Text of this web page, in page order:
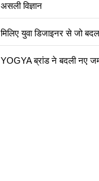
असली विज्ञान
मिलिए युवा डिजाइनर से जो
YOGYA ब्रांड ने बदली नए